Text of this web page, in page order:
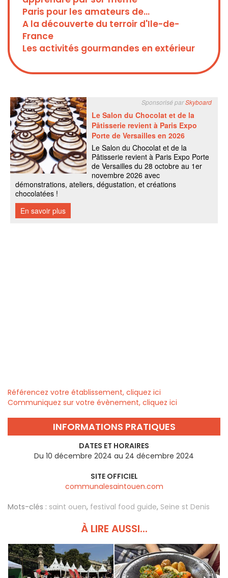
Paris pour les amateurs de...
A la découverte du terroir d'Ile-de-
France
Les activités gourmandes en extérieur
Référencez votre établissement, cliquez ici
Communiquez sur votre évènement, cliquez ici
INFORMATIONS PRATIQUES
DATES ET HORAIRES
Du 10 décembre 2024 au 24 décembre 2024
SITE OFFICIEL
communalesaintouen.com
Mots-clés : saint ouen, festival food guide, Seine st Denis
À LIRE AUSSI...